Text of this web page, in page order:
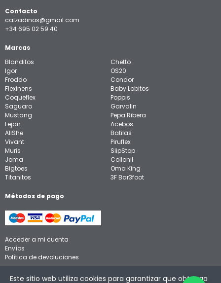
Contacto
calzadinos@gmail.com
+34 695 02 59 40
Marcas
Blanditos
Igor
Froddo
Flexinens
Coqueflex
Saguaro
Mustang
Lejan
AllShe
Vivant
Muris
Joma
Bigtoes
Titanitos
Chetto
OS20
Condor
Baby Lobitos
Poppis
Garvalin
Pepa Ribera
Acebos
Batilas
Piruflex
SlipStop
Collonil
Oma King
3F Bar3foot
Métodos de pago
Acceder a mi cuenta
Envíos
Política de devoluciones
Aviso legal
Este sitio web utiliza cookies para garantizar que obtenga